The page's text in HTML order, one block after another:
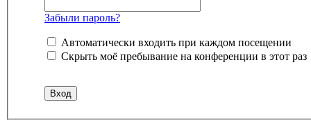
Забыли пароль?
Автоматически входить при каждом посещении
Скрыть моё пребывание на конференции в этот раз